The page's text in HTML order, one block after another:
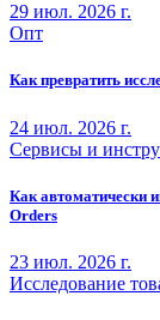
29 июл. 2026 г.
Опт
Как превратить
24 июл. 2026 г.
Сервисы и
Как автоматически
Orders
23 июл. 2026 г.
Исследование